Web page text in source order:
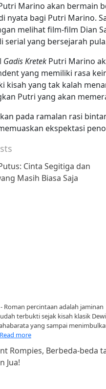
Marino akan bermain
nyata bagi Putri Marino.
melihat film-film Dian
serial yang bersejarah
Gadis Kretek Putri Marino
yang memiliki rasa
kisah yang tak kalah
Putri yang akan
pada ramalan rasi
ekspektasi
Cinta Segitiga dan
Masih Biasa Saja
- Roman percintaan adalah jaminan
terbukti sejak kisah klasik Dewi
yang sampai
Read more
Rompies, Berbeda-beda
Jua!